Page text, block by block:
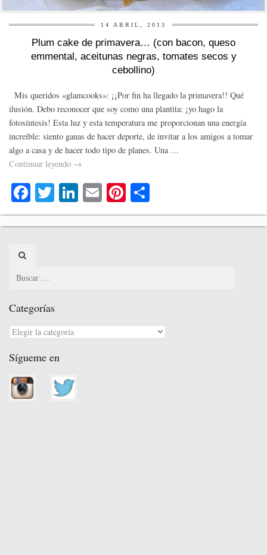
14 ABRIL, 2013
Plum cake de primavera… (con bacon, queso
emmental, aceitunas negras, tomates secos y
cebollino)
Mis queridos «glamcooks»: ¡¡Por fin ha llegado la primavera!! Qué
ilusión. Debo reconocer que soy como una plantita: ¡yo hago la
fotosíntesis! Esta luz y esta temperatura me proporcionan una energía
increíble: siento ganas de hacer deporte, de invitar a los amigos a tomar
algo a casa y de hacer todo tipo de planes. Una …
Continuar leyendo →
Fa
ce
bo
T
wi
tte
Li
nk
ed
E
m
ail
Pi
nt
er
o
m
Search
Categorías
Categorías
Sígueme en